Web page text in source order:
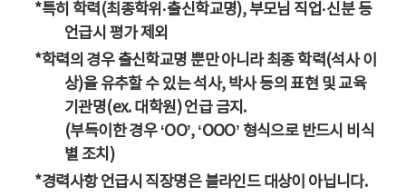
*특히 학력(최종학위·출신학교명), 부모님 직업·신분 등
언급시 평가 제외
*학력의 경우 출신학교명 뿐만 아니라 최종 학력(석사 이
상)을 유추할 수 있는 석사, 박사 등의 표현 및 교육
기관명(ex. 대학원) 언급 금지.
(부득이한 경우 ‘OO’, ‘OOO’ 형식으로 반드시 비식
별 조치)
*경력사항 언급시 직장명은 블라인드 대상이 아닙니다.